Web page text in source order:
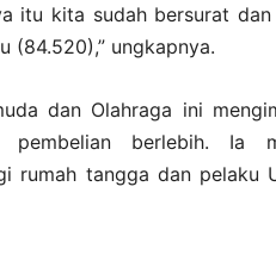
itu kita sudah bersurat
(84.520),” ungkapnya.
dan Olahraga ini
pembelian berlebih. Ia
rumah tangga dan pelaku